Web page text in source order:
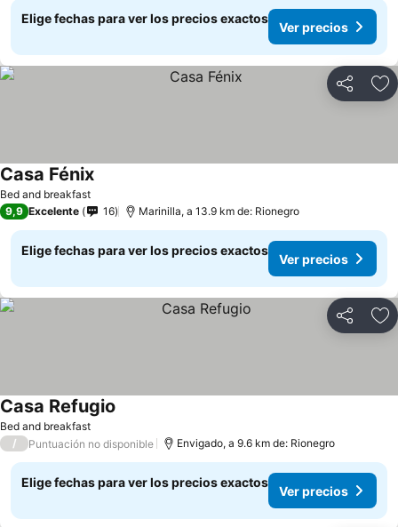
Elige fechas para ver los precios exactos
Ver precios
Compartir
Bed and breakfast
Casa Fénix
9,9 Excelente 16 Marinilla, a 13.9 km de: Rionegro
Elige fechas para ver los precios exactos
Ver precios
Compartir
Bed and breakfast
Casa Refugio
/ Puntuación no disponible Envigado, a 9.6 km de: Rionegro
Elige fechas para ver los precios exactos
Ver precios